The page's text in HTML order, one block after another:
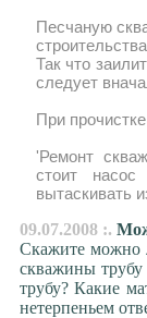
Песчаную
Так что
следует
При
'Ремонт
стоит
вытаскивать
09.07.2008 :.
Скажите можно
скважины трубу
трубу? Какие
нетерпеньем